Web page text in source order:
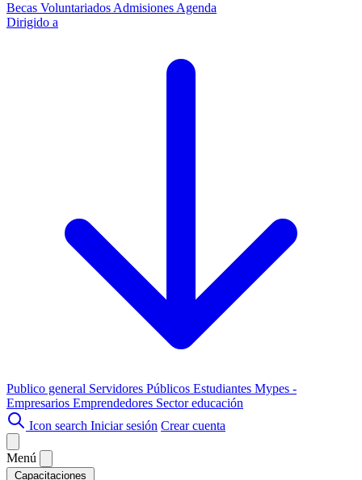
Becas Voluntariados Admisiones Agenda
Dirigido a
Publico general Servidores Públicos Estudiantes Mypes -
Empresarios Emprendedores Sector educación
Icon search Iniciar sesión Crear cuenta
Menú
Capacitaciones